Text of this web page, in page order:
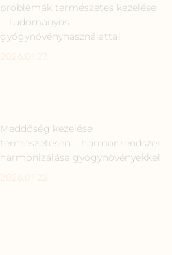
problémák természetes kezelése
– Tudományos
gyógynövényhasználattal
Meddőség kezelése
természetesen – hormonrendszer
harmonizálása gyógynövényekkel